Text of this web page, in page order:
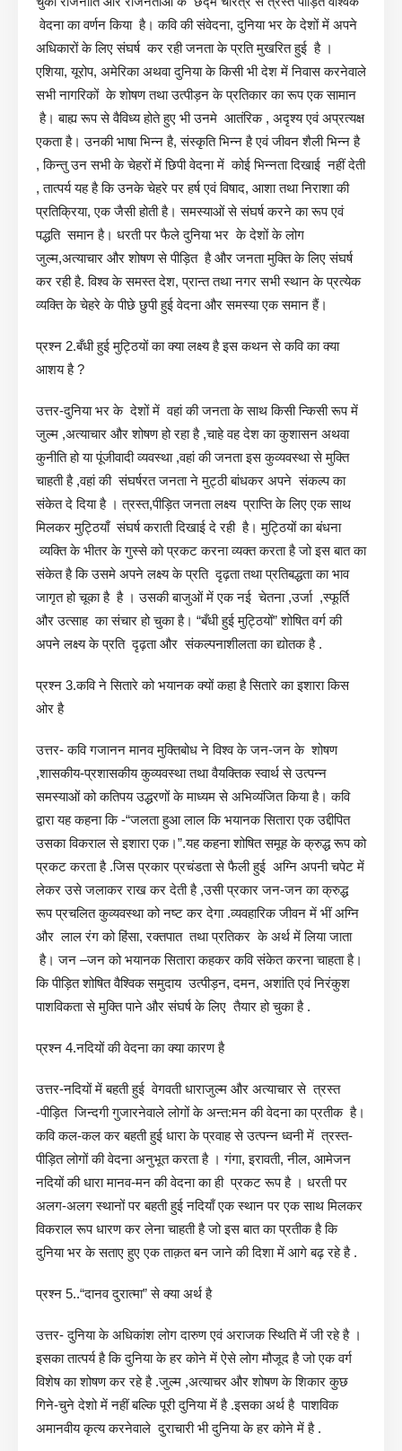
वेदना का वर्णन किया है। कवि की संवेदना, दुनिया भर के देशों में अपने
अधिकारों के लिए संघर्ष कर रही जनता के प्रति मुखरित हुई है ।
एशिया, यूरोप, अमेरिका अथवा दुनिया के किसी भी देश में निवास करनेवाले
सभी नागरिकों के शोषण तथा उत्पीड़न के प्रतिकार का रूप एक सामान
है। बाह्य रूप से वैविध्य होते हुए भी उनमे आतंरिक , अदृश्य एवं अप्रत्यक्ष
एकता है। उनकी भाषा भिन्न है, संस्कृति भिन्न है एवं जीवन शैली भिन्न है
, किन्तु उन सभी के चेहरों में छिपी वेदना में कोई भिन्नता दिखाई नहीं देती
, तात्पर्य यह है कि उनके चेहरे पर हर्ष एवं विषाद, आशा तथा निराशा की
प्रतिक्रिया, एक जैसी होती है। समस्याओं से संघर्ष करने का रूप एवं
पद्धति समान है। धरती पर फैले दुनिया भर के देशों के लोग
जुल्म,अत्याचार और शोषण से पीड़ित है और जनता मुक्ति के लिए संघर्ष
कर रही है. विश्व के समस्त देश, प्रान्त तथा नगर सभी स्थान के प्रत्येक
व्यक्ति के चेहरे के पीछे छुपी हुई वेदना और समस्या एक समान हैं।
प्रश्न 2.बँधी हुई मुट्ठियों का क्या लक्ष्य है इस कथन से कवि का क्या
आशय है ?
उत्तर-दुनिया भर के देशों में वहां की जनता के साथ किसी न्किसी रूप में
जुल्म ,अत्याचार और शोषण हो रहा है ,चाहे वह देश का कुशासन अथवा
कुनीति हो या पूंजीवादी व्यवस्था ,वहां की जनता इस कुव्यवस्था से मुक्ति
चाहती है ,वहां की संघर्षरत जनता ने मुट्ठी बांधकर अपने संकल्प का
संकेत दे दिया है । त्रस्त,पीड़ित जनता लक्ष्य प्राप्ति के लिए एक साथ
मिलकर मुट्ठियाँ संघर्ष कराती दिखाई दे रही है। मुट्ठियों का बंधना
व्यक्ति के भीतर के गुस्से को प्रकट करना व्यक्त करता है जो इस बात का
संकेत है कि उसमे अपने लक्ष्य के प्रति दृढ़ता तथा प्रतिबद्धता का भाव
जागृत हो चूका है है । उसकी बाजुओं में एक नई चेतना ,उर्जा ,स्फूर्ति
और उत्साह का संचार हो चुका है। “बँधी हुई मुट्ठियों” शोषित वर्ग की
अपने लक्ष्य के प्रति दृढ़ता और संकल्पनाशीलता का द्योतक है .
प्रश्न 3.कवि ने सितारे को भयानक क्यों कहा है सितारे का इशारा किस
ओर है
उत्तर- कवि गजानन मानव मुक्तिबोध ने विश्व के जन-जन के शोषण
,शासकीय-प्रशासकीय कुव्यवस्था तथा वैयक्तिक स्वार्थ से उत्पन्न
समस्याओं को कतिपय उद्धरणों के माध्यम से अभिव्यंजित किया है। कवि
द्वारा यह कहना कि -“जलता हुआ लाल कि भयानक सितारा एक उद्दीपित
उसका विकराल से इशारा एक।”.यह कहना शोषित समूह के क्रुद्ध रूप को
प्रकट करता है .जिस प्रकार प्रचंडता से फैली हुई अग्नि अपनी चपेट में
लेकर उसे जलाकर राख कर देती है ,उसी प्रकार जन-जन का क्रुद्ध
रूप प्रचलित कुव्यवस्था को नष्ट कर देगा .व्यवहारिक जीवन में भीं अग्नि
और लाल रंग को हिंसा, रक्तपात तथा प्रतिकर के अर्थ में लिया जाता
है। जन –जन को भयानक सितारा कहकर कवि संकेत करना चाहता है।
कि पीड़ित शोषित वैश्विक समुदाय उत्पीड़न, दमन, अशांति एवं निरंकुश
पाशविकता से मुक्ति पाने और संघर्ष के लिए तैयार हो चुका है .
प्रश्न 4.नदियों की वेदना का क्या कारण है
उत्तर-नदियों में बहती हुई वेगवती धाराजुल्म और अत्याचार से त्रस्त
-पीड़ित जिन्दगी गुजारनेवाले लोगों के अन्त:मन की वेदना का प्रतीक है।
कवि कल-कल कर बहती हुई धारा के प्रवाह से उत्पन्न ध्वनी में त्रस्त-
पीड़ित लोगों की वेदना अनुभूत करता है । गंगा, इरावती, नील, आमेजन
नदियों की धारा मानव-मन की वेदना का ही प्रकट रूप है । धरती पर
अलग-अलग स्थानों पर बहती हुई नदियाँ एक स्थान पर एक साथ मिलकर
विकराल रूप धारण कर लेना चाहती है जो इस बात का प्रतीक है कि
दुनिया भर के सताए हुए एक ताक़त बन जाने की दिशा में आगे बढ़ रहे है .
प्रश्न 5..“दानव दुरात्मा” से क्या अर्थ है
उत्तर- दुनिया के अधिकांश लोग दारुण एवं अराजक स्थिति में जी रहे है ।
इसका तात्पर्य है कि दुनिया के हर कोने में ऐसे लोग मौजूद है जो एक वर्ग
विशेष का शोषण कर रहे है .जुल्म ,अत्याचर और शोषण के शिकार कुछ
गिने-चुने देशो में नहीं बल्कि पूरी दुनिया में है .इसका अर्थ है पाशविक
अमानवीय कृत्य करनेवाले दुराचारी भी दुनिया के हर कोने में है .